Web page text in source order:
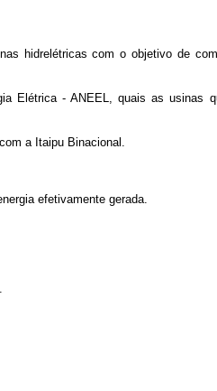
hidrelétricas com o objetivo de
Elétrica - ANEEL, quais as usinas
a Itaipu Binacional.
efetivamente gerada.